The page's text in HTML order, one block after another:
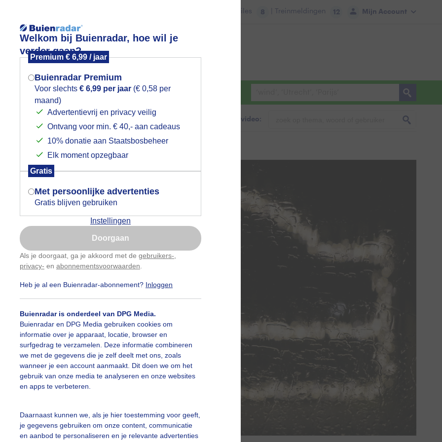
Welkom bij Buienradar, hoe wil je
verder gaan?
Premium € 6,99 / jaar
Buienradar Premium
Voor slechts € 6,99 per jaar (€ 0,58 per
maand)
Advertentievrij en privacy veilig
Ontvang voor min. € 40,- aan cadeaus
10% donatie aan Staatsbosbeheer
Elk moment opzegbaar
Gratis
Met persoonlijke advertenties
Gratis blijven gebruiken
Instellingen
Doorgaan
Als je doorgaat, ga je akkoord met de gebruikers-
privacy- en abonnementsvoorwaarden
Heb je al een Buienradar-abonnement? Inloggen
Buienradar is onderdeel van DPG Media.
Buienradar en DPG Media gebruiken cookies om
informatie over je apparaat, locatie, browser en
surfgedrag te verzamelen. Deze informatie combineren
we met de gegevens die je zelf deelt met ons, zoals
wanneer je een account aanmaakt. Dit doen we om het
gebruik van onze media te analyseren en onze websites
en apps te verbeteren.
Daarnaast kunnen we, als je hier toestemming voor geeft,
je gegevens gebruiken om onze content, communicatie
en aanbod te personaliseren en je relevante advertenties
Mijn Account
Files 8 | Treinmeldingen 12
Foto en video Weerzine
Zoeken in foto & video:
Mogen we je locatie gebruiken voor
het weer?
Indien je hier nog geen akkoord op hebt
gegeven, verschijnt er zo een pop-up uit
je browser waarin deze toestemming
gevraagd wordt.
Is goed, toon de popup
Nu niet, misschien later
Gebruik je Safari en wil je niet elke dag deze pop-up
Klikhierom dit aan te passen